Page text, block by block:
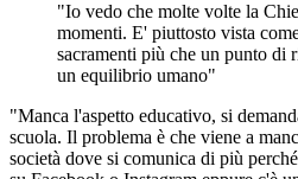
"Io vedo che molte volte la
momenti. E' piuttosto vista
sacramenti più che un punto di
un equilibrio umano"
"Manca l'aspetto educativo, si
scuola. Il problema è che viene a
società dove si comunica di più